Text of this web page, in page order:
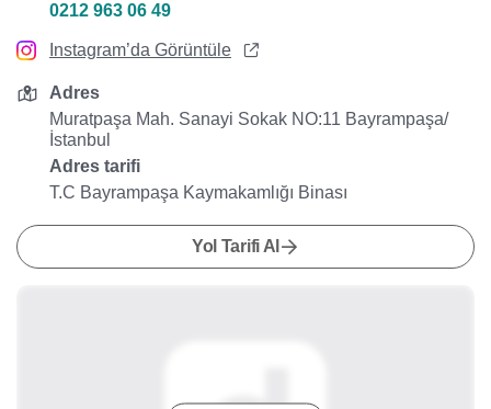
0212 963 06 49
Instagram’da Görüntüle
Adres
Muratpaşa Mah. Sanayi Sokak NO:11 Bayrampaşa/
İstanbul
Adres tarifi
T.C Bayrampaşa Kaymakamlığı Binası
Yol Tarifi Al